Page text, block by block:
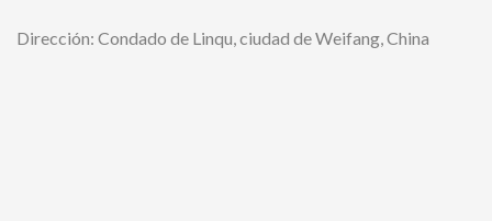
Dirección: Condado de Linqu, ciudad de Weifang, China